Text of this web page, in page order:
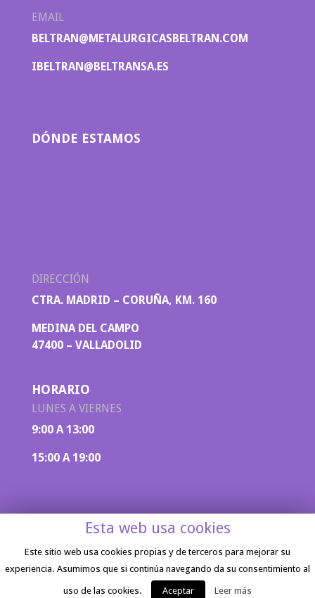
EMAIL
BELTRAN@METALURGICASBELTRAN.COM
IBELTRAN@BELTRANSA.ES
DÓNDE ESTAMOS
DIRECCIÓN
CTRA. MADRID – CORUÑA, KM. 160
MEDINA DEL CAMPO
47400 – VALLADOLID
HORARIO
LUNES A VIERNES
9:00 A 13:00
15:00 A 19:00
Aviso legal|Política de privacidad| Diseño
web porInicia Marketing
Esta web usa cookies
Este sitio web usa cookies propias y de terceros para mejorar su
experiencia. Asumimos que si continúa navegando da su consentimiento al
uso de las cookies. Aceptar Leer más